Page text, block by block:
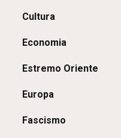
Cultura
Economia
Estremo Oriente
Europa
Fascismo